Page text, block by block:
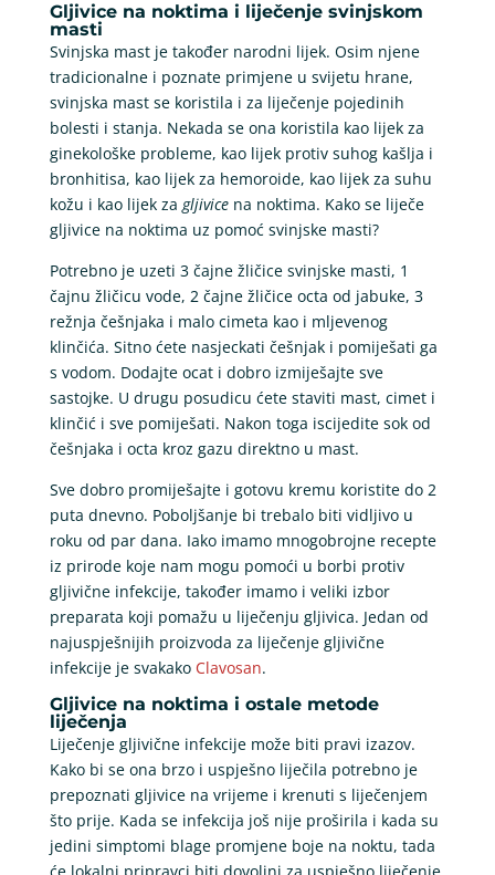
Gljivice na noktima i liječenje svinjskom
masti
Svinjska mast je također narodni lijek. Osim njene
tradicionalne i poznate primjene u svijetu hrane,
svinjska mast se koristila i za liječenje pojedinih
bolesti i stanja. Nekada se ona koristila kao lijek za
ginekološke probleme, kao lijek protiv suhog kašlja i
bronhitisa, kao lijek za hemoroide, kao lijek za suhu
kožu i kao lijek za gljivicena noktima. Kako se liječe
gljivice na noktima uz pomoć svinjske masti?
Potrebno je uzeti 3 čajne žličice svinjske masti, 1
čajnu žličicu vode, 2 čajne žličice octa od jabuke, 3
režnja češnjaka i malo cimeta kao i mljevenog
klinčića. Sitno ćete nasjeckati češnjak i pomiješati ga
s vodom. Dodajte ocat i dobro izmiješajte sve
sastojke. U drugu posudicu ćete staviti mast, cimet i
klinčić i sve pomiješati. Nakon toga iscijedite sok od
češnjaka i octa kroz gazu direktno u mast.
Sve dobro promiješajte i gotovu kremu koristite do 2
puta dnevno. Poboljšanje bi trebalo biti vidljivo u
roku od par dana. Iako imamo mnogobrojne recepte
iz prirode koje nam mogu pomoći u borbi protiv
gljivične infekcije, također imamo i veliki izbor
preparata koji pomažu u liječenju gljivica. Jedan od
najuspješnijih proizvoda za liječenje gljivične
infekcije je svakako Clavosan.
Gljivice na noktima i ostale metode
liječenja
Liječenje gljivične infekcije može biti pravi izazov.
Kako bi se ona brzo i uspješno liječila potrebno je
prepoznati gljivice na vrijeme i krenuti s liječenjem
što prije. Kada se infekcija još nije proširila i kada su
jedini simptomi blage promjene boje na noktu, tada